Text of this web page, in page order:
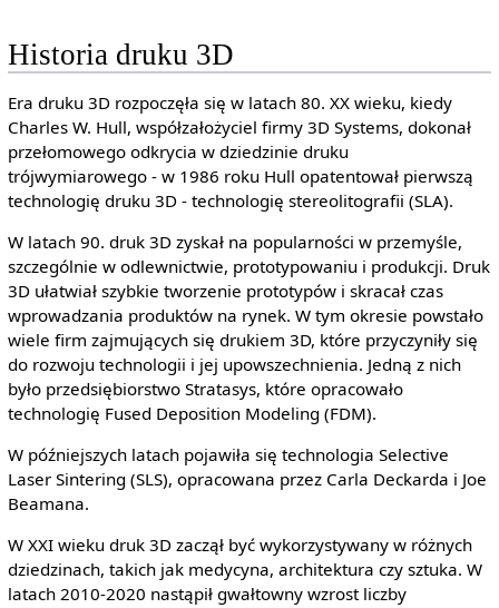
Historia druku 3D
Era druku 3D rozpoczęła się w latach 80. XX wieku, kiedy
Charles W. Hull, współzałożyciel firmy 3D Systems, dokonał
przełomowego odkrycia w dziedzinie druku
trójwymiarowego - w 1986 roku Hull opatentował pierwszą
technologię druku 3D - technologię stereolitografii (SLA).
W latach 90. druk 3D zyskał na popularności w przemyśle,
szczególnie w odlewnictwie, prototypowaniu i produkcji. Druk
3D ułatwiał szybkie tworzenie prototypów i skracał czas
wprowadzania produktów na rynek. W tym okresie powstało
wiele firm zajmujących się drukiem 3D, które przyczyniły się
do rozwoju technologii i jej upowszechnienia. Jedną z nich
było przedsiębiorstwo Stratasys, które opracowało
technologię Fused Deposition Modeling (FDM).
W późniejszych latach pojawiła się technologia Selective
Laser Sintering (SLS), opracowana przez Carla Deckarda i Joe
Beamana.
W XXI wieku druk 3D zaczął być wykorzystywany w różnych
dziedzinach, takich jak medycyna, architektura czy sztuka. W
latach 2010-2020 nastąpił gwałtowny wzrost liczby